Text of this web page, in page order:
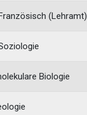
(Lehramt)
Biologie